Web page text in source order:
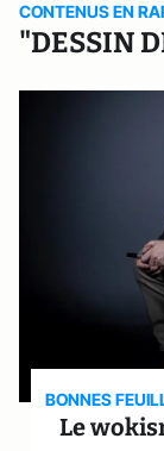
CONTENUS EN
"DESSIN
BONNES
Le